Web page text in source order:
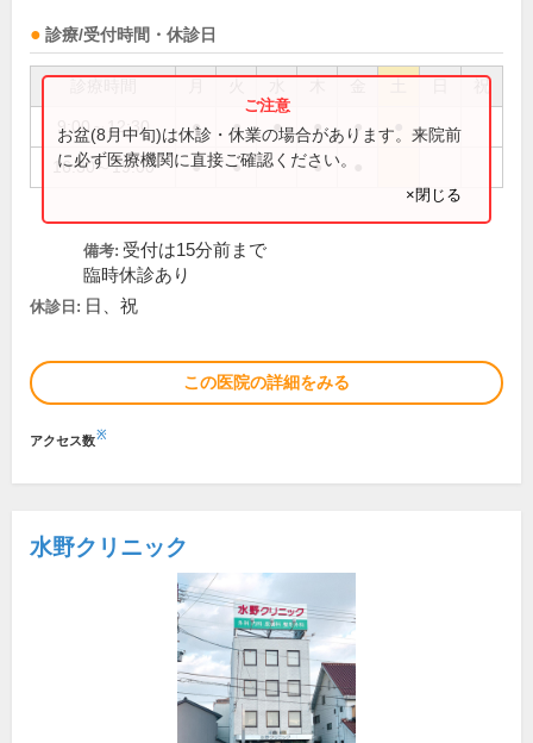
診療/受付時間・休診日
祝
9:00～12:30 ● ● ● ● ●
16:30～19:00 ● ● ●
お盆(8月中旬)は休診・休業の場合があります。来院前
に必ず医療機関に直接ご確認ください。
×閉じる
備考: 受付は15分前まで
臨時休診あり
休診日: 日、祝
この医院の詳細をみる
アクセス数※
水野クリニック